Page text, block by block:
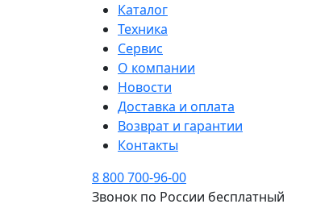
Каталог
Техника
Сервис
О компании
Новости
Доставка и оплата
Возврат и гарантии
Контакты
8 800 700-96-00
Звонок по России бесплатный